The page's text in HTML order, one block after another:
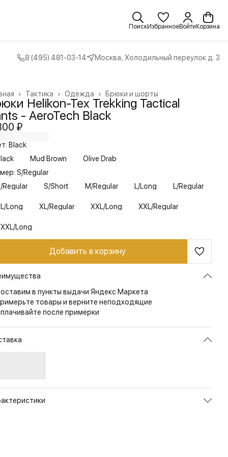
ПоискИзбранноеВойти Корзина
8 (495) 481-03-14 Москва, Холодильный переулок д. 3
Брюки и шорты
Одежда ›
Тактика ›
›
Helikon-Tex Trekking Tactical
- AeroTech Black
₽
Black
Mud Brown
Olive Drab
S/Regular
Regular
S/Short M/Regular L/Long L/Regular
Long XL/Regular XXL/Long XXL/Regular
Long
Добавить в корзину
в пункты выдачи Яндекс Маркета
товары и верните неподходящие
после примерки